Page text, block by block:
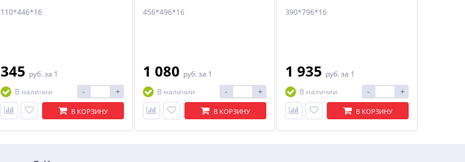
110*446*16
345 руб. за 1
В наличии
- +
В КОРЗИНУ
456*496*16
1 080 руб. за 1
В наличии
- +
В КОРЗИНУ
390*796*16
1 935 руб. за 1
В наличии
- +
В КОРЗИНУ